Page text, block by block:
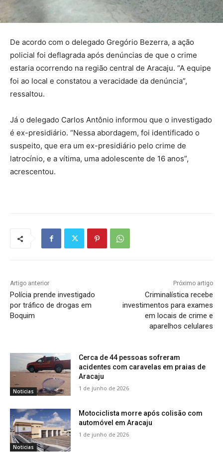
De acordo com o delegado Gregório Bezerra, a ação
policial foi deflagrada após denúncias de que o crime
estaria ocorrendo na região central de Aracaju. “A equipe
foi ao local e constatou a veracidade da denúncia”,
ressaltou.
Já o delegado Carlos Antônio informou que o investigado
é ex-presidiário. “Nessa abordagem, foi identificado o
suspeito, que era um ex-presidiário pelo crime de
latrocínio, e a vítima, uma adolescente de 16 anos”,
acrescentou.
Artigo anterior
Polícia prende investigado
por tráfico de drogas em
Boquim
Próximo artigo
Criminalística recebe
investimentos para exames
em locais de crime e
aparelhos celulares
Noticias
Cerca de 44 pessoas sofreram
acidentes com caravelas em praias de
Aracaju
1 de junho de 2026
Noticias
Motociclista morre após colisão com
automóvel em Aracaju
1 de junho de 2026